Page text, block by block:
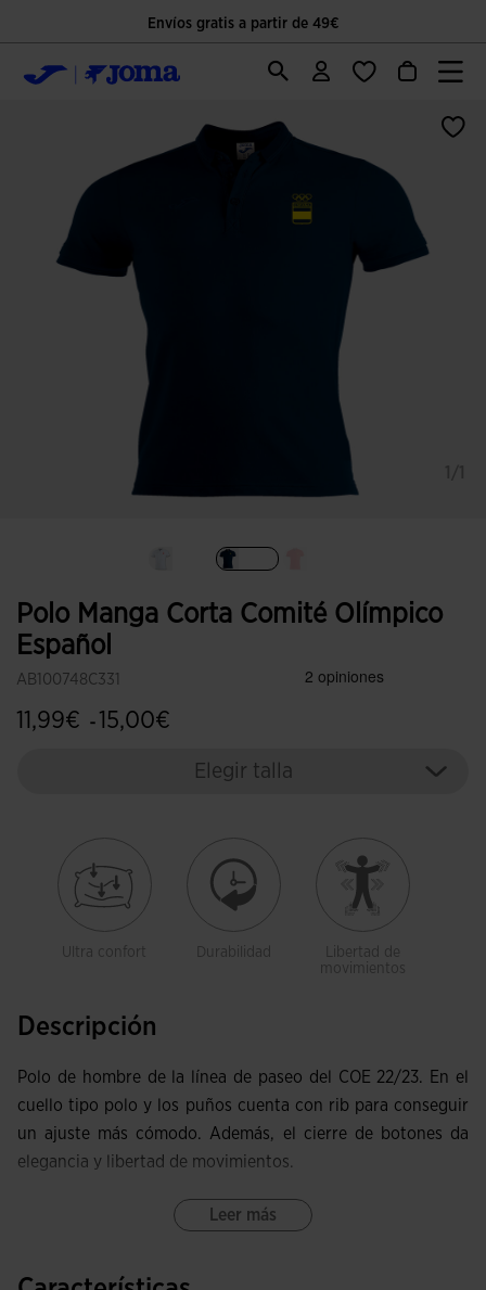
Envíos gratis a partir de 49€
Polo Manga Corta Comité Olímpico
Español
AB100748C331
11,99€ - 15,00€
Elegir talla
Ultra confort Durabilidad
Libertad de
movimientos
Descripción
Polo de hombre de la línea de paseo del COE 22/23. En el
cuello tipo polo y los puños cuenta con rib para conseguir
un ajuste más cómodo. Además, el cierre de botones da
elegancia y libertad de movimientos.
El tejido de este polo incorpora parte de algodón. Así, la
Leer más